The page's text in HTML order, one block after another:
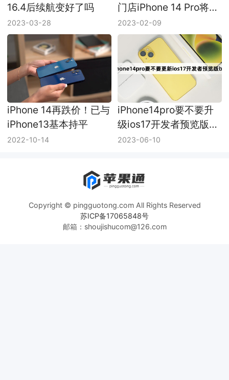
16.4后续航变好了吗
2023-03-28
门店iPhone 14 Pro将全
系降价700元
2023-02-09
iPhone 14再跌价！已与
iPhone13基本持平
2022-10-14
iPhone14pro要不要升
级ios17开发者预览版
beta
2023-06-10
Copyright © pingguotong.com All Rights Reserved
苏ICP备17065848号
邮箱：shoujishucom@126.com